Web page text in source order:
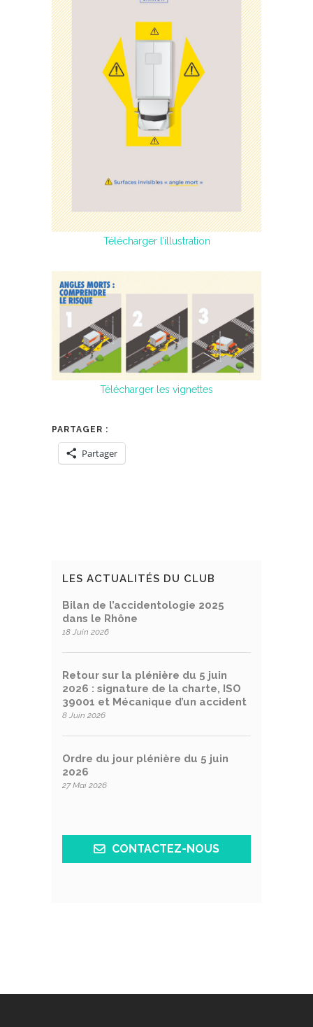
Télécharger l’illustration
Télécharger les vignettes
PARTAGER :
Partager
LES ACTUALITÉS DU CLUB
Bilan de l’accidentologie 2025
dans le Rhône
18 Juin 2026
Retour sur la plénière du 5 juin
2026 : signature de la charte, ISO
39001 et Mécanique d’un accident
8 Juin 2026
Ordre du jour plénière du 5 juin
2026
27 Mai 2026
CONTACTEZ-NOUS